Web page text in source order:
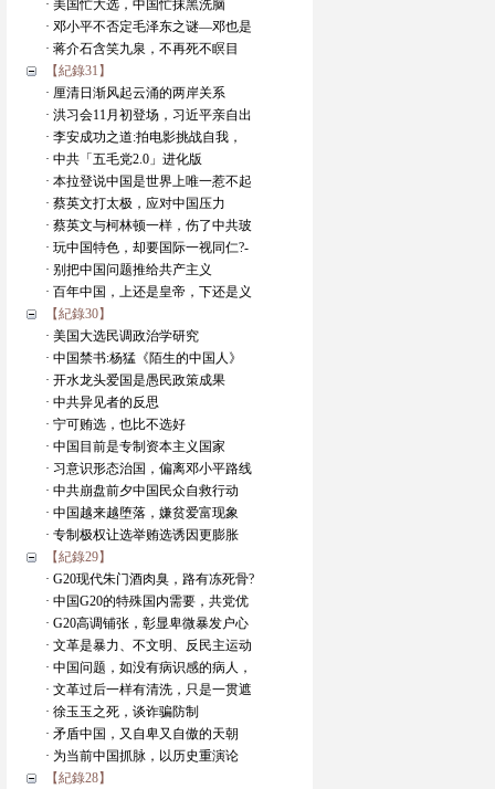
· 美国忙大选，中国忙抹黑洗脑
· 邓小平不否定毛泽东之谜—邓也是
· 蒋介石含笑九泉，不再死不瞑目
【紀錄31】
· 厘清日渐风起云涌的两岸关系
· 洪习会11月初登场，习近平亲自出
· 李安成功之道:拍电影挑战自我，
· 中共「五毛党2.0」进化版
· 本拉登说中国是世界上唯一惹不起
· 蔡英文打太极，应对中国压力
· 蔡英文与柯林顿一样，伤了中共玻
· 玩中国特色，却要国际一视同仁?-
· 别把中国问题推给共产主义
· 百年中国，上还是皇帝，下还是义
【紀錄30】
· 美国大选民调政治学研究
· 中国禁书:杨猛《陌生的中国人》
· 开水龙头爱国是愚民政策成果
· 中共异见者的反思
· 宁可贿选，也比不选好
· 中国目前是专制资本主义国家
· 习意识形态治国，偏离邓小平路线
· 中共崩盘前夕中国民众自救行动
· 中国越来越堕落，嫌贫爱富现象
· 专制极权让选举贿选诱因更膨胀
【紀錄29】
· G20现代朱门酒肉臭，路有冻死骨?
· 中国G20的特殊国内需要，共党优
· G20高调铺张，彰显卑微暴发户心
· 文革是暴力、不文明、反民主运动
· 中国问题，如没有病识感的病人，
· 文革过后一样有清洗，只是一贯遮
· 徐玉玉之死，谈诈骗防制
· 矛盾中国，又自卑又自傲的天朝
· 为当前中国抓脉，以历史重演论
【紀錄28】